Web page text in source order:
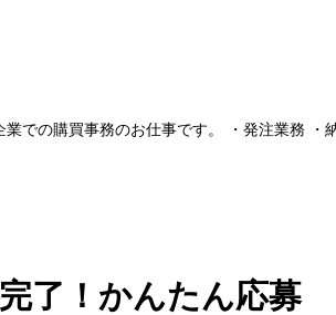
での購買事務のお仕事です。 ・発注業務 ・
完了！かんたん応募